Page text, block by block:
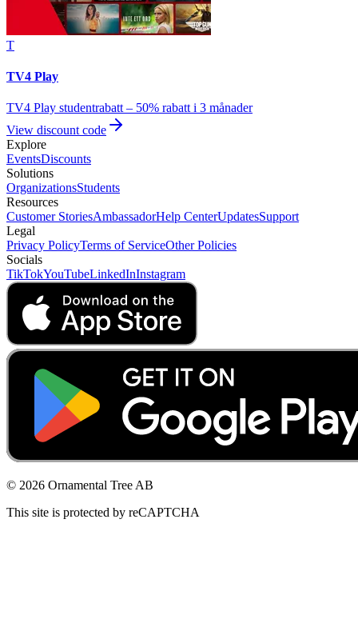
T
TV4 Play
TV4 Play studentrabatt – 50% rabatt i 3 månader
View discount code
Explore
EventsDiscounts
Solutions
OrganizationsStudents
Resources
Customer StoriesAmbassadorHelp CenterUpdatesSupport
Legal
Privacy PolicyTerms of ServiceOther Policies
Socials
TikTokYouTubeLinkedInInstagram
© 2026 Ornamental Tree AB
This site is protected by reCAPTCHA